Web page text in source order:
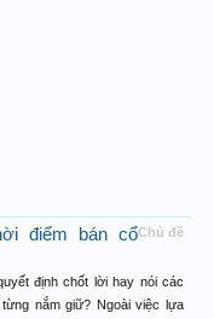
Chủ đề
điểm bán cổ
định chốt lời hay nói các
nắm giữ? Ngoài việc lựa